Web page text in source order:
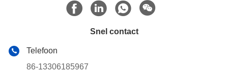
Snel contact
Telefoon
86-13306185967